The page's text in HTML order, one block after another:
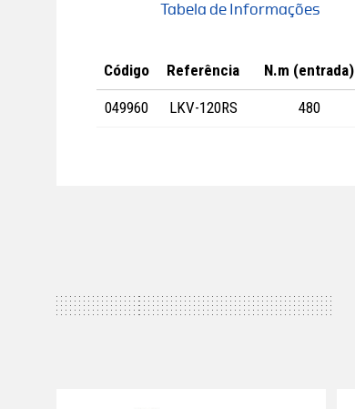
Tabela de Informações
Código Referência N.m (entrada)
049960
LKV-120RS 480